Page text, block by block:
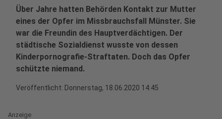
Über Jahre hatten Behörden Kontakt zur Mutter
eines der Opfer im Missbrauchsfall Münster. Sie
war die Freundin des Hauptverdächtigen. Der
städtische Sozialdienst wusste von dessen
Kinderpornografie-Straftaten. Doch das Opfer
schützte niemand.
Veröffentlicht: Donnerstag, 18.06.2020 14:45
Anzeige